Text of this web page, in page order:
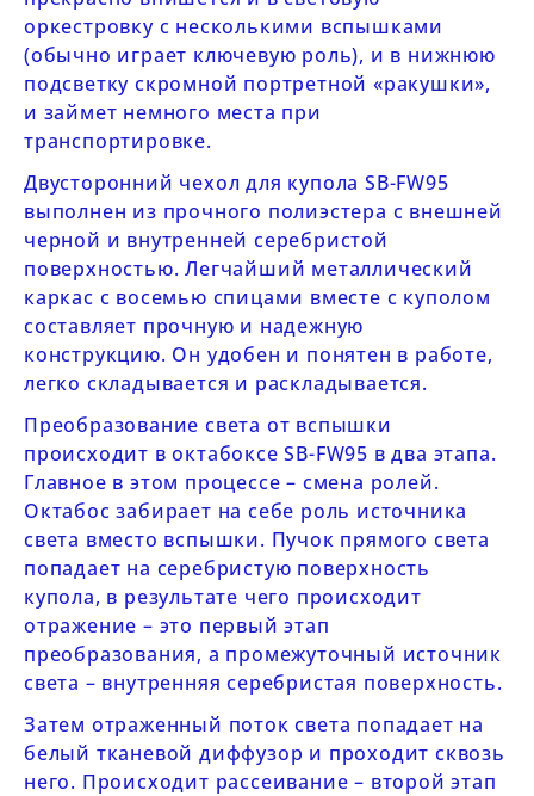
оркестровку с несколькими вспышками
(обычно играет ключевую роль), и в нижнюю
подсветку скромной портретной «ракушки»,
и займет немного места при
транспортировке.
Двусторонний чехол для купола SB-FW95
выполнен из прочного полиэстера с внешней
черной и внутренней серебристой
поверхностью. Легчайший металлический
каркас с восемью спицами вместе с куполом
составляет прочную и надежную
конструкцию. Он удобен и понятен в работе,
легко складывается и раскладывается.
Преобразование света от вспышки
происходит в октабоксеSB-FW95 в два этапа.
Главное в этом процессе – смена ролей.
Октабос забирает на себе роль источника
света вместо вспышки. Пучок прямого света
попадает на серебристую поверхность
купола, в результате чего происходит
отражение – это первый этап
преобразования, а промежуточный источник
света – внутренняя серебристая поверхность.
Затем отраженный поток света попадает на
белый тканевой диффузор и проходит сквозь
него. Происходит рассеивание – второй этап